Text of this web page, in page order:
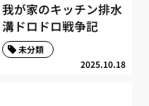
我が家のキッチン排水
溝ドロドロ戦争記
2025.10.18
未分類